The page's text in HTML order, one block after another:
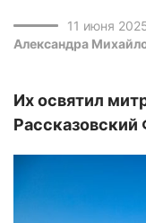
11 июня
Александра
Их освятил